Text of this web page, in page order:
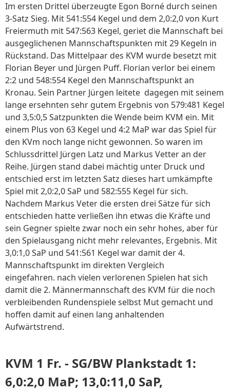
Im ersten Drittel überzeugte Egon Borné durch seinen
3-Satz Sieg. Mit 541:554 Kegel und dem 2,0:2,0 von Kurt
Freiermuth mit 547:563 Kegel, geriet die Mannschaft bei
ausgeglichenen Mannschaftspunkten mit 29 Kegeln in
Rückstand. Das Mittelpaar des KVM wurde besetzt mit
Florian Beyer und Jürgen Puff. Florian verlor bei einem
2:2 und 548:554 Kegel den Mannschaftspunkt an
Kronau. Sein Partner Jürgen leitete dagegen mit seinem
lange ersehnten sehr gutem Ergebnis von 579:481 Kegel
und 3,5:0,5 Satzpunkten die Wende beim KVM ein. Mit
einem Plus von 63 Kegel und 4:2 MaP war das Spiel für
den KVm noch lange nicht gewonnen. So waren im
Schlussdrittel Jürgen Latz und Markus Vetter an der
Reihe. Jürgen stand dabei mächtig unter Druck und
entschied erst im letzten Satz dieses hart umkämpfte
Spiel mit 2,0:2,0 SaP und 582:555 Kegel für sich.
Nachdem Markus Veter die ersten drei Sätze für sich
entschieden hatte verließen ihn etwas die Kräfte und
sein Gegner spielte zwar noch ein sehr hohes, aber für
den Spielausgang nicht mehr relevantes, Ergebnis. Mit
3,0:1,0 SaP und 541:561 Kegel war damit der 4.
Mannschaftspunkt im direkten Vergleich
eingefahren. nach vielen verlorenen Spielen hat sich
damit die 2. Männermannschaft des KVM für die noch
verbleibenden Rundenspiele selbst Mut gemacht und
hoffen damit auf einen lang anhaltenden
Aufwärtstrend.
KVM 1 Fr. - SG/BW Plankstadt 1:
6,0:2,0 MaP; 13,0:11,0 SaP,